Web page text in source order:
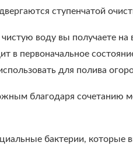
ступенчатой
чистую воду вы получаете
в первоначальное
для полива
благодаря сочетанию
бактерии, которые